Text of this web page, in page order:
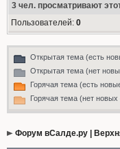
3чел. просматривают
Пользователей: 0
Открытая тема (есть
Открытая тема (нет
Горячая тема (есть
Горячая тема (нет новых
Форум вСалде.ру |